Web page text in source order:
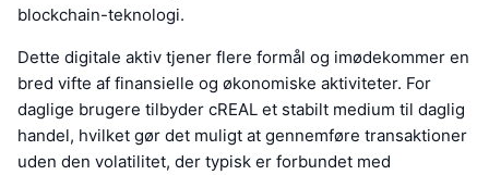
blockchain-teknologi.
Dette digitale aktiv tjener flere formål og imødekommer en
bred vifte af finansielle og økonomiske aktiviteter. For
daglige brugere tilbyder cREAL et stabilt medium til daglig
handel, hvilket gør det muligt at gennemføre transaktioner
uden den volatilitet, der typisk er forbundet med